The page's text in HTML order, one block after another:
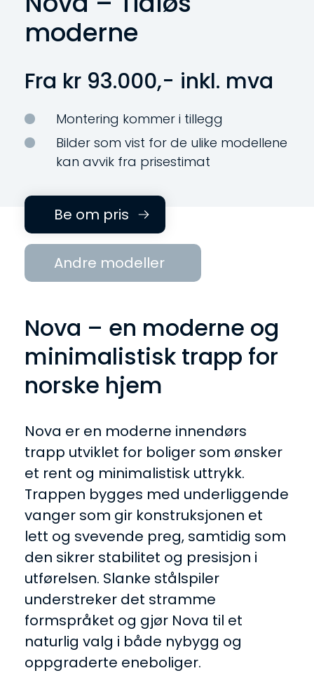
moderne
Fra kr 93.000,- inkl. mva
Montering kommer i tillegg
Bilder som vist for de ulike modellene
kan avvik fra prisestimat
Be om pris
Andre modeller
Nova – en moderne og
minimalistisk trapp for
norske hjem
Nova er en moderne innendørs
trapp utviklet for boliger som ønsker
et rent og minimalistisk uttrykk.
Trappen bygges med underliggende
vanger som gir konstruksjonen et
lett og svevende preg, samtidig som
den sikrer stabilitet og presisjon i
utførelsen. Slanke stålspiler
understreker det stramme
formspråket og gjør Nova til et
naturlig valg i både nybygg og
oppgraderte eneboliger.